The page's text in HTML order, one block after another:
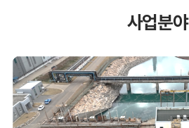
사업분야